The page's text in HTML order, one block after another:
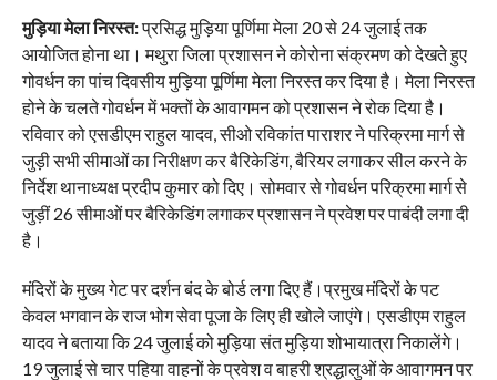
मुड़िया मेला निरस्त:प्रसिद्ध मुड़िया पूर्णिमा मेला 20 से 24 जुलाई तक
आयोजित होना था। मथुरा जिला प्रशासन ने कोरोना संक्रमण को देखते हुए
गोवर्धन का पांच दिवसीय मुड़िया पूर्णिमा मेला निरस्त कर दिया है। मेला निरस्त
होने के चलते गोवर्धन में भक्तों के आवागमन को प्रशासन ने रोक दिया है।
रविवार को एसडीएम राहुल यादव, सीओ रविकांत पाराशर ने परिक्रमा मार्ग से
जुड़ी सभी सीमाओं का निरीक्षण कर बैरिकेडिंग, बैरियर लगाकर सील करने के
निर्देश थानाध्यक्ष प्रदीप कुमार को दिए। सोमवार से गोवर्धन परिक्रमा मार्ग से
जुड़ीं 26 सीमाओं पर बैरिकेडिंग लगाकर प्रशासन ने प्रवेश पर पाबंदी लगा दी
है।
मंदिरों के मुख्य गेट पर दर्शन बंद के बोर्ड लगा दिए हैं।प्रमुख मंदिरों के पट
केवल भगवान के राज भोग सेवा पूजा के लिए ही खोले जाएंगे। एसडीएम राहुल
यादव ने बताया कि 24 जुलाई को मुड़िया संत मुड़िया शोभायात्रा निकालेंगे।
19 जुलाई से चार पहिया वाहनों के प्रवेश व बाहरी श्रद्धालुओं के आवागमन पर